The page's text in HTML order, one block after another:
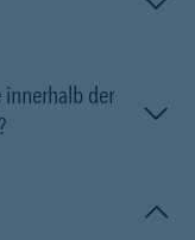
innerhalb der